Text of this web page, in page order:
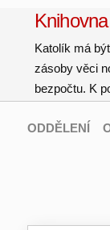
Katolík má
zásoby věci
bezpočtu. K
ODDĚLENÍ